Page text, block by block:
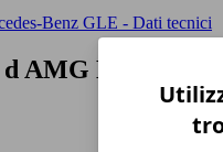
Benz GLE - Dati tecnici
AMG Line